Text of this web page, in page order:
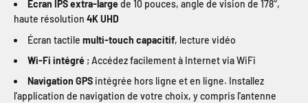
Écran IPS extra-large de 10 pouces, angle de vision de 178°,
haute résolution 4K UHD
Écran tactile multi-touch capacitif, lecture vidéo
Wi-Fi intégré ; Accédez facilement à Internet via WiFi
Navigation GPS intégrée hors ligne et en ligne. Installez
l'application de navigation de votre choix, y compris l'antenne